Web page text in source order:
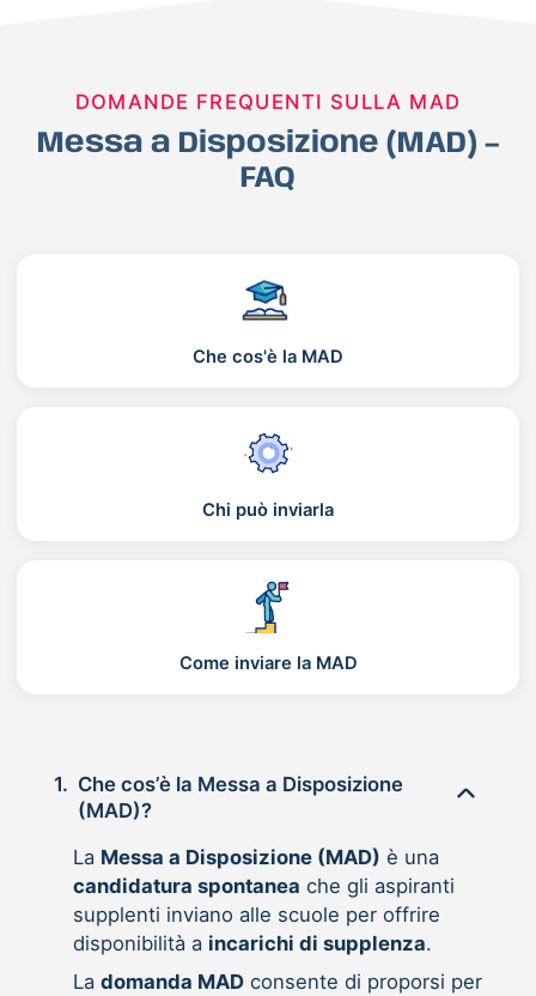
DOMANDE FREQUENTI SULLA MAD
Messa a Disposizione (MAD) –
FAQ
Che cos'è la MAD
Chi può inviarla
Come inviare la MAD
1. Che cos’è la Messa a Disposizione
(MAD)?
La Messa a Disposizione (MAD) è una
candidatura spontanea che gli aspiranti
supplenti inviano alle scuole per offrire
disponibilità a incarichi di supplenza.
La domanda MADconsente di proporsi per